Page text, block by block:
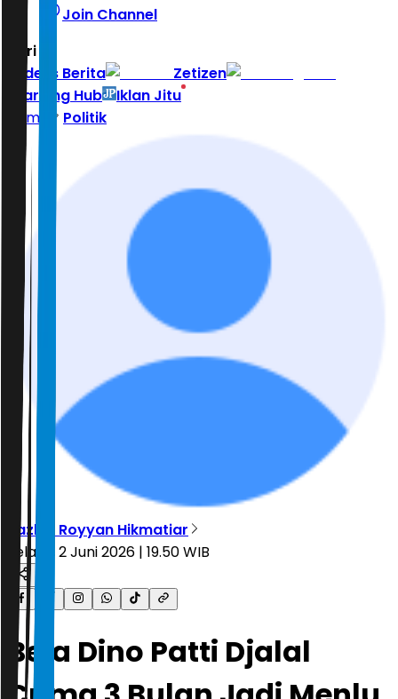
Join Channel
Hari ini
Indeks Berita
Zetizen
Learning Hub
Iklan Jitu
Home
Politik
Tazkia Royyan Hikmatiar
Selasa, 2 Juni 2026 | 19.50 WIB
Bela Dino Patti Djalal